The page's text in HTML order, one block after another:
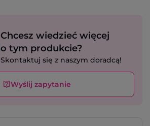
Chcesz wiedzieć więcej
o tym produkcie?
Skontaktuj się z naszym doradcą!
Wyślij zapytanie